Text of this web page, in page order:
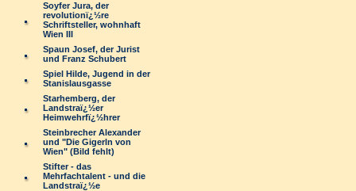
Soyfer Jura, der
revolutionï¿½re
Schriftsteller, wohnhaft
Wien III
Spaun Josef, der Jurist
und Franz Schubert
Spiel Hilde, Jugend in der
Stanislausgasse
Starhemberg, der
Landstraï¿½er
Heimwehrfï¿½hrer
Steinbrecher Alexander
und "Die Gigerln von
Wien" (Bild fehlt)
Stifter - das
Mehrfachtalent - und die
Landstraï¿½e